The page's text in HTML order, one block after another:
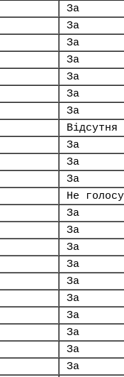
За
За
За
За
За
За
За
Відсутня
За
За
За
Не
За
За
За
За
За
За
За
За
За
За